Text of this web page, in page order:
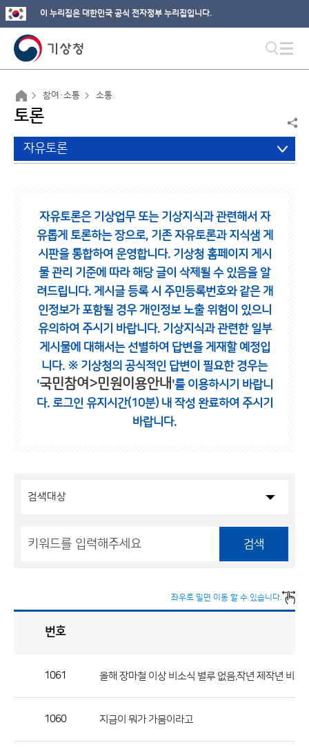
이 누리집은 대한민국 공식 전자정부 누리집입니다.
참여·소통 소통
토론
자유토론
자유토론은 기상업무 또는 기상지식과 관련해서 자
유롭게 토론하는 장으로, 기존 자유토론과 지식샘 게
시판을 통합하여 운영합니다. 기상청 홈페이지 게시
물 관리 기준에 따라 해당 글이 삭제될 수 있음을 알
려드립니다. 게시글 등록 시 주민등록번호와 같은 개
인정보가 포함될 경우 개인정보 노출 위험이 있으니
유의하여 주시기 바랍니다. 기상지식과 관련한 일부
게시물에 대해서는 선별하여 답변을 게재할 예정입
니다. ※ 기상청의 공식적인 답변이 필요한 경우는
'국민참여>민원이용안내 '를 이용하시기 바랍니
다. 로그인 유지시간(10분) 내 작성 완료하여 주시기
바랍니다.
검색
좌우로 밀면 이동 할 수 있습니다.
론
번호
1061 올해 장마철 이상 비소식 별루 없음.작년 제작년 비교
1060 지금이 뭐가 가뭄이라고